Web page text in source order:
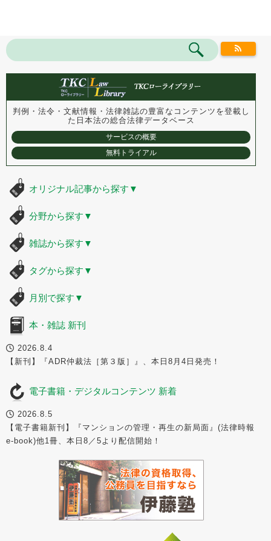
判例・法令・文献情報・法律雑誌の豊富なコンテンツを登載し
た 日本法の総合法律データベース
サービスの概要
無料トライアル
オリジナル記事から探す ▼
分野から探す ▼
雑誌から探す ▼
タグから探す ▼
月別で探す ▼
本・雑誌 新刊
2026.8.4
【新刊】『ADR仲裁法［第３版］』、本日8月4日発売！
電子書籍・デジタルコンテンツ 新着
2026.8.5
【電子書籍新刊】『マンションの管理・再生の新局面』(法律時報
e-book)他1冊、本日8／5より配信開始！